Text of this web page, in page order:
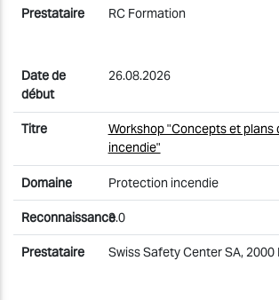
RC Formation
26.08.2026
Workshop "Concepts et plans
incendie"
Protection incendie
3.0
Swiss Safety Center SA,